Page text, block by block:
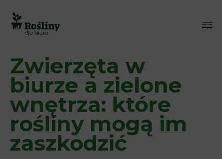
Zwierzęta w
biurze a zielone
wnętrza: które
rośliny mogą im
zaszkodzić